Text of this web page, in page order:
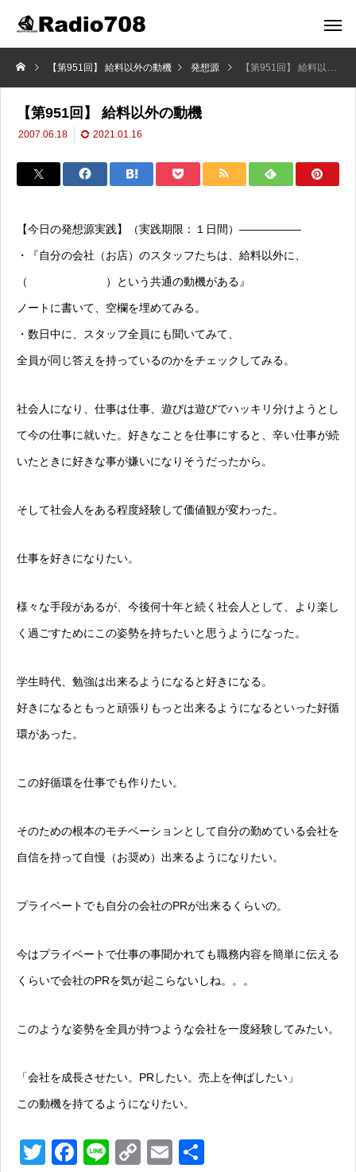
【第951回】 給料以外の動機 発想源 【第951回】 給料以外の動機
【第951回】 給料以外の動機
2007.06.18 2021.01.16
【今日の発想源実践】（実践期限：１日間）—————–
・『自分の会社（お店）のスタッフたちは、給料以外に、
（ ）という共通の動機がある』
ノートに書いて、空欄を埋めてみる。
・数日中に、スタッフ全員にも聞いてみて、
全員が同じ答えを持っているのかをチェックしてみる。
社会人になり、仕事は仕事、遊びは遊びでハッキリ分けようとし
て今の仕事に就いた。好きなことを仕事にすると、辛い仕事が続
いたときに好きな事が嫌いになりそうだったから。
そして社会人をある程度経験して価値観が変わった。
仕事を好きになりたい。
様々な手段があるが、今後何十年と続く社会人として、より楽し
く過ごすためにこの姿勢を持ちたいと思うようになった。
学生時代、勉強は出来るようになると好きになる。
好きになるともっと頑張りもっと出来るようになるといった好循
環があった。
この好循環を仕事でも作りたい。
そのための根本のモチベーションとして自分の勤めている会社を
自信を持って自慢（お奨め）出来るようになりたい。
プライベートでも自分の会社のPRが出来るくらいの。
今はプライベートで仕事の事聞かれても職務内容を簡単に伝える
くらいで会社のPRを気が起こらないしね。。。
このような姿勢を全員が持つような会社を一度経験してみたい。
「会社を成長させたい。PRしたい。売上を伸ばしたい」
この動機を持てるようになりたい。
T
F
Li
C
E